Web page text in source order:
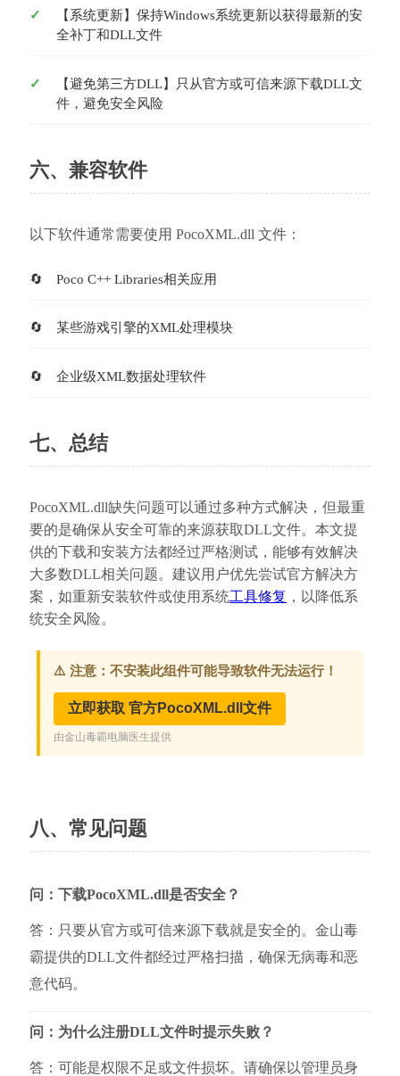
【系统更新】保持Windows系统更新以获得最新的安
全补丁和DLL文件
【避免第三方DLL】只从官方或可信来源下载DLL文
件，避免安全风险
六、兼容软件
以下软件通常需要使用 PocoXML.dll 文件：
Poco C++ Libraries相关应用
某些游戏引擎的XML处理模块
企业级XML数据处理软件
七、总结
PocoXML.dll缺失问题可以通过多种方式解决，但最重
要的是确保从安全可靠的来源获取DLL文件。本文提
供的下载和安装方法都经过严格测试，能够有效解决
大多数DLL相关问题。建议用户优先尝试官方解决方
案，如重新安装软件或使用系统工具修复 ，以降低系
统安全风险。
八、常见问题
问：下载PocoXML.dll是否安全？
答：只要从官方或可信来源下载就是安全的。金山毒
霸提供的DLL文件都经过严格扫描，确保无病毒和恶
意代码。
问：为什么注册DLL文件时提示失败？
答：可能是权限不足或文件损坏。请确保以管理员身